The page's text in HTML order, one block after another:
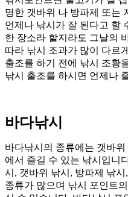
명한 갯바위 나 방파제 또는
언제나 낚시가 잘 된다고 할
한 장소라 할지라도 그날의
따라 낚시 조과가 많이 다르
출조를 하기 전에 낚시 조황
낚시 출조를 하시면 언제나
바다낚시
바다낚시의 종류에는 갯바
에서 즐길 수 있는 낚시입니
시, 갯바위 낚시, 방파제 낚
종류가 많으며 낚시 포인트